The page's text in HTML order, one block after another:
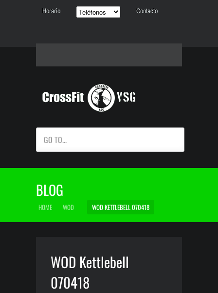
Horario Contacto
GO TO...
BLOG
HOME WOD WOD KETTLEBELL 070418
WOD Kettlebell
070418